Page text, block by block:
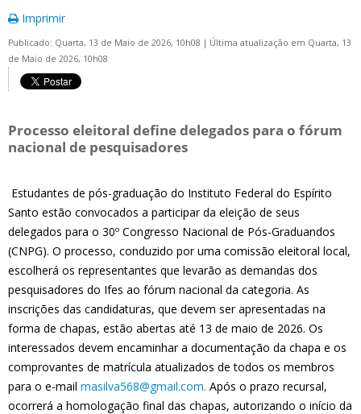
Imprimir
Publicado: Quarta, 13 de Maio de 2026, 10h08 | Última atualização em Quarta, 13
de Maio de 2026, 10h08
Processo eleitoral define delegados para o fórum
nacional de pesquisadores
Estudantes de pós-graduação do Instituto Federal do Espírito
Santo estão convocados a participar da eleição de seus
delegados para o 30º Congresso Nacional de Pós-Graduandos
(CNPG). O processo, conduzido por uma comissão eleitoral local,
escolherá os representantes que levarão as demandas dos
pesquisadores do Ifes ao fórum nacional da categoria. As
inscrições das candidaturas, que devem ser apresentadas na
forma de chapas, estão abertas até 13 de maio de 2026. Os
interessados devem encaminhar a documentação da chapa e os
comprovantes de matrícula atualizados de todos os membros
para o e-mail masilva568@gmail.com. Após o prazo recursal,
ocorrerá a homologação final das chapas, autorizando o início da